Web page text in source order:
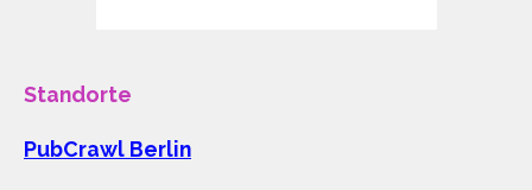
Standorte
PubCrawl Berlin